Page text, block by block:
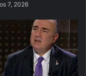
7, 2026